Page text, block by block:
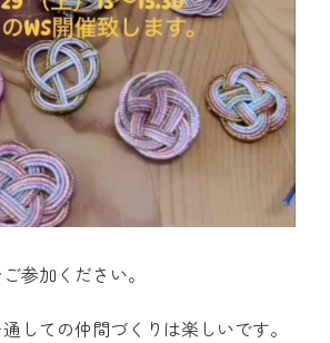
参加ください。
しての仲間づくりは楽しいです。